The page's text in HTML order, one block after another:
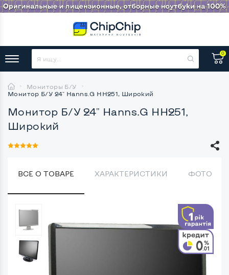
0
Мониторы Б/У
Монитор Б/У 24" Hanns.G HH251, Широкий
Монитор Б/У 24" Hanns.G HH251,
Широкий
ВСЕ О ТОВАРЕ ХАРАКТЕРИСТИКИ ФОТО